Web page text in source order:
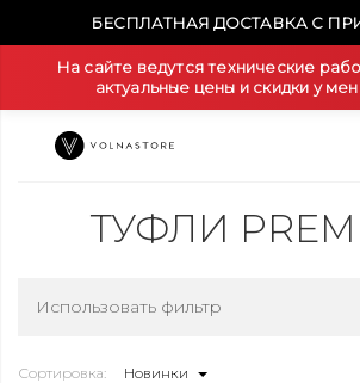
БЕСПЛАТНАЯ ДОСТАВКА С
На сайте ведутся технические
актуальные цены и скидки у
ТУФЛИ
Использовать фильтр
Сортировка: Новинки